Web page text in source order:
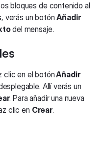
bloques de contenido al
verás un botónAñadir
del mensaje.
clic en el botónAñadir
Allí verás un
. Para añadir una nueva
clic en Crear.